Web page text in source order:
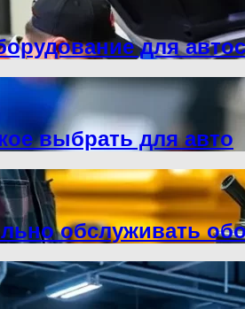
для
выбрать для авто
обслуживать